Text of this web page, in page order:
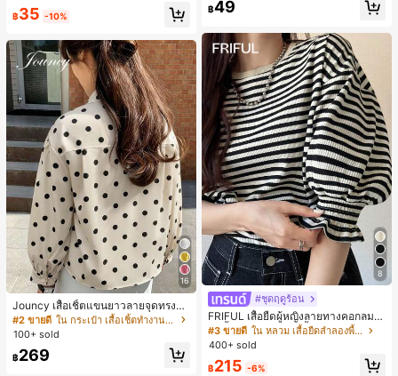
ดินทาง งานแต่งงาน ปาร์ตี้ วันเกิด ของ
เกือบหมดแล้ว!
เกือบหมดแล้ว!
#1 ขายดี ใน โบโฮ ต่างหูผู้หญิง
เกือบหมดแล้ว!
฿35 -10%
16
Jouncy เสื้อเชิ้ตแขนยาวลายจุดทรงหล
วมสำหรับผู้หญิง
#2 ขายดี
ใน กระเป๋า เสื้อเชิ้ตทำงานมีกระเป๋า
100+ sold
฿269
฿49
8
#ชุดฤดูร้อน
FRIFUL เสื้อยืดผู้หญิงลายทางคอกลมแ
ขนสั้นปลายแขนพับ เสื้อยืดกราฟิกฤดูร้
อน
#3 ขายดี
ใน หลวม เสื้อยืดลำลองพื้นฐาน
400+ sold
฿215 -6%